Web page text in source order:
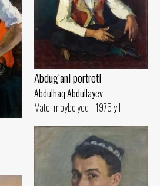
Abdug‘ani portreti
Abdulhaq Abdullayev
Mato, moybo‘yoq - 1975 yil